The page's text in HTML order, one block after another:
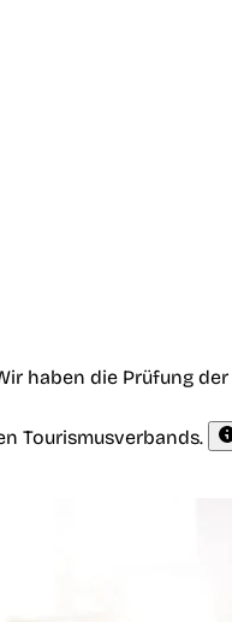
Tourismusverbands.
haben die Prüfung